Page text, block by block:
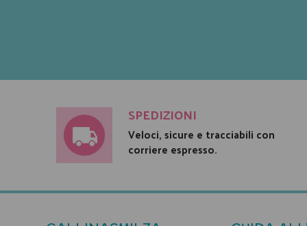
SPEDIZIONI
Veloci, sicure e tracciabili con
corriere espresso.